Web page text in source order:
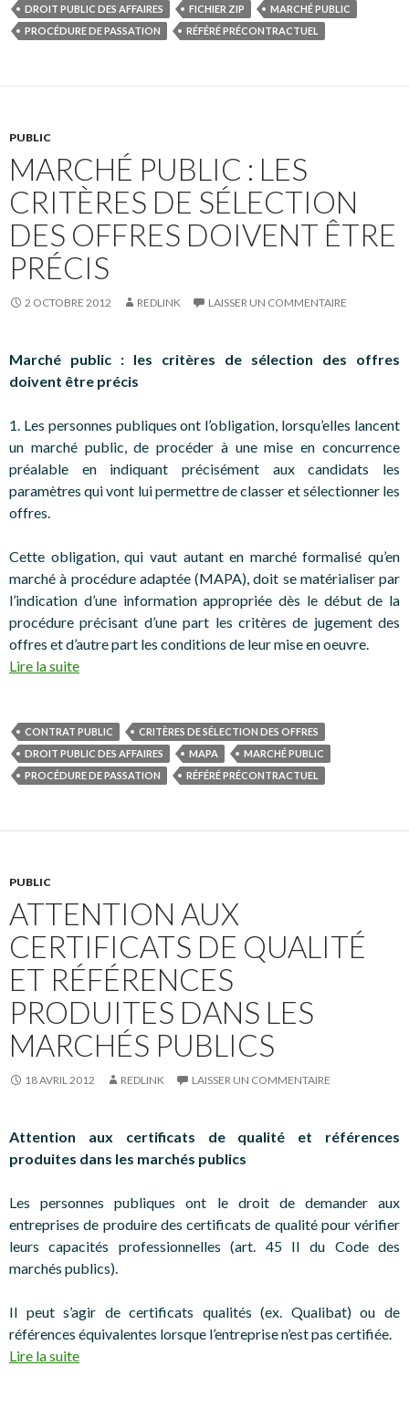
DROIT PUBLIC DES AFFAIRES FICHIER ZIP
MARCHÉ PUBLIC
PROCÉDURE DE PASSATION
RÉFÉRÉ PRÉCONTRACTUEL
PUBLIC
MARCHÉ PUBLIC : LES
CRITÈRES DE SÉLECTION
DES OFFRES DOIVENT ÊTRE
PRÉCIS
2 OCTOBRE 2012 REDLINK LAISSER UN COMMENTAIRE
Marché public : les critères de sélection des offres
doivent être précis
1. Les personnes publiques ont l’obligation, lorsqu’elles lancent
un marché public, de procéder à une mise en concurrence
préalable en indiquant précisément aux candidats les
paramètres qui vont lui permettre de classer et sélectionner les
offres.
Cette obligation, qui vaut autant en marché formalisé qu’en
marché à procédure adaptée (MAPA), doit se matérialiser par
l’indication d’une information appropriée dès le début de la
procédure précisant d’une part les critères de jugement des
offres et d’autre part les conditions de leur mise en oeuvre.
Lire la suite
CONTRAT PUBLIC
CRITÈRES DE SÉLECTION DES OFFRES
DROIT PUBLIC DES AFFAIRES
MAPA
MARCHÉ PUBLIC
PROCÉDURE DE PASSATION
RÉFÉRÉ PRÉCONTRACTUEL
PUBLIC
ATTENTION AUX
CERTIFICATS DE QUALITÉ
ET RÉFÉRENCES
PRODUITES DANS LES
MARCHÉS PUBLICS
18 AVRIL 2012 REDLINK LAISSER UN COMMENTAIRE
Attention aux certificats de qualité et références
produites dans les marchés publics
Les personnes publiques ont le droit de demander aux
entreprises de produire des certificats de qualité pour vérifier
leurs capacités professionnelles (art. 45 II du Code des
marchés publics).
Il peut s’agir de certificats qualités (ex. Qualibat) ou de
références équivalentes lorsque l’entreprise n’est pas certifiée.
Lire la suite